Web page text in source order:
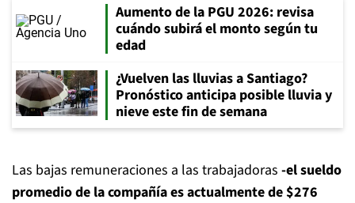
Aumento de la PGU 2026: revisa
cuándo subirá el monto según tu
edad
¿Vuelven las lluvias a Santiago?
Pronóstico anticipa posible lluvia y
nieve este fin de semana
Las bajas remuneraciones a las trabajadoras -el sueldo
promedio de la compañía es actualmente de $276